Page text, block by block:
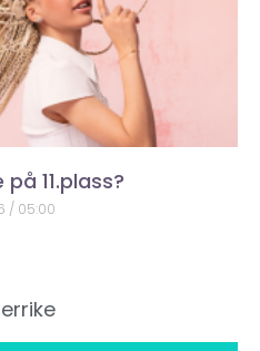
11.plass?
05:00